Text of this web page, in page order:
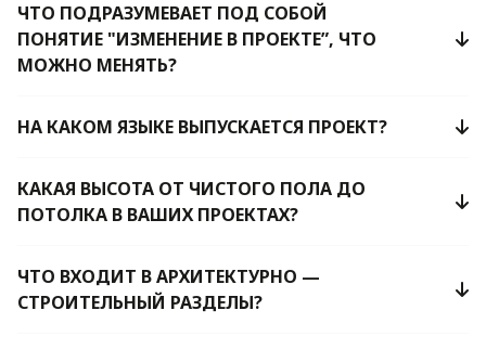
ЧТО ПОДРАЗУМЕВАЕТ ПОД СОБОЙ
ПОНЯТИЕ "ИЗМЕНЕНИЕ В ПРОЕКТЕ”, ЧТО
МОЖНО МЕНЯТЬ?
НА КАКОМ ЯЗЫКЕ ВЫПУСКАЕТСЯ ПРОЕКТ?
КАКАЯ ВЫСОТА ОТ ЧИСТОГО ПОЛА ДО
ПОТОЛКА В ВАШИХ ПРОЕКТАХ?
ЧТО ВХОДИТ В АРХИТЕКТУРНО —
СТРОИТЕЛЬНЫЙ РАЗДЕЛЫ?